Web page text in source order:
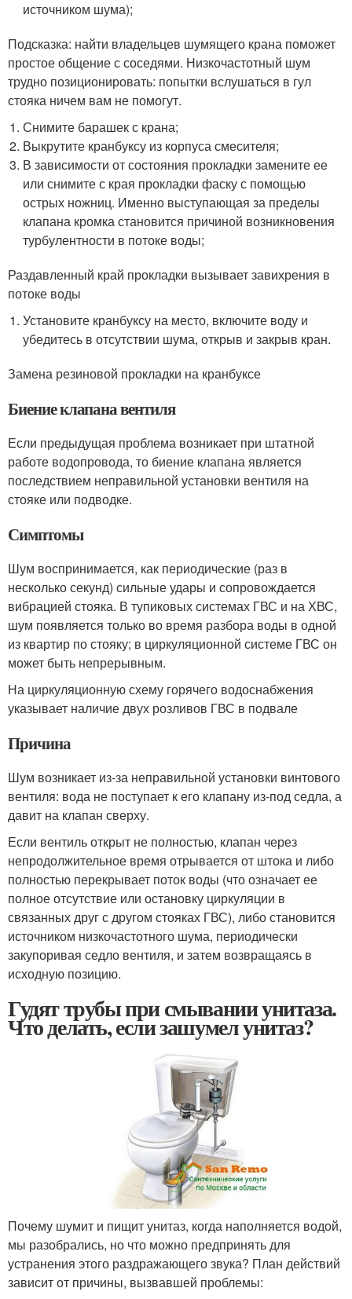
источником шума);
Подсказка: найти владельцев шумящего крана поможет
простое общение с соседями. Низкочастотный шум
трудно позиционировать: попытки вслушаться в гул
стояка ничем вам не помогут.
Снимите барашек с крана;
Выкрутите кранбуксу из корпуса смесителя;
В зависимости от состояния прокладки замените ее
или снимите с края прокладки фаску с помощью
острых ножниц. Именно выступающая за пределы
клапана кромка становится причиной возникновения
турбулентности в потоке воды;
Раздавленный край прокладки вызывает завихрения в
потоке воды
Установите кранбуксу на место, включите воду и
убедитесь в отсутствии шума, открыв и закрыв кран.
Замена резиновой прокладки на кранбуксе
Биение клапана вентиля
Если предыдущая проблема возникает при штатной
работе водопровода, то биение клапана является
последствием неправильной установки вентиля на
стояке или подводке.
Симптомы
Шум воспринимается, как периодические (раз в
несколько секунд) сильные удары и сопровождается
вибрацией стояка. В тупиковых системах ГВС и на ХВС,
шум появляется только во время разбора воды в одной
из квартир по стояку; в циркуляционной системе ГВС он
может быть непрерывным.
На циркуляционную схему горячего водоснабжения
указывает наличие двух розливов ГВС в подвале
Причина
Шум возникает из-за неправильной установки винтового
вентиля: вода не поступает к его клапану из-под седла, а
давит на клапан сверху.
Если вентиль открыт не полностью, клапан через
непродолжительное время отрывается от штока и либо
полностью перекрывает поток воды (что означает ее
полное отсутствие или остановку циркуляции в
связанных друг с другом стояках ГВС), либо становится
источником низкочастотного шума, периодически
закупоривая седло вентиля, и затем возвращаясь в
исходную позицию.
Гудят трубы при смывании унитаза.
Что делать, если зашумел унитаз?
Почему шумит и пищит унитаз, когда наполняется водой,
мы разобрались, но что можно предпринять для
устранения этого раздражающего звука? План действий
зависит от причины, вызвавшей проблемы: